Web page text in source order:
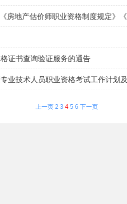
地产估价师职业资格制度规定》
证书查询验证服务的通告
业技术人员职业资格考试工作计划
上一页 2 3 4 5 6 下一页